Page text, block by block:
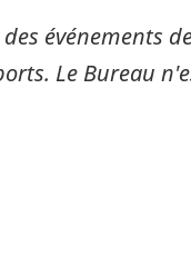
événements
Le Bureau